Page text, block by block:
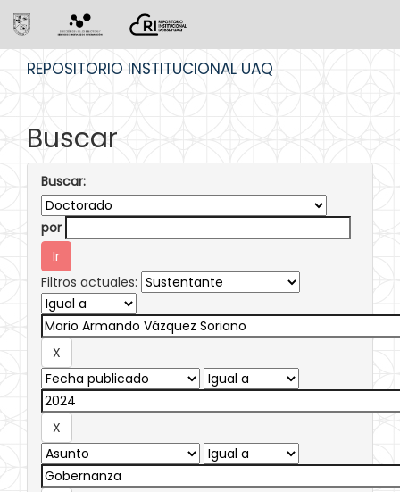
REPOSITORIO INSTITUCIONAL UAQ
Buscar
Buscar:
por
Filtros actuales: